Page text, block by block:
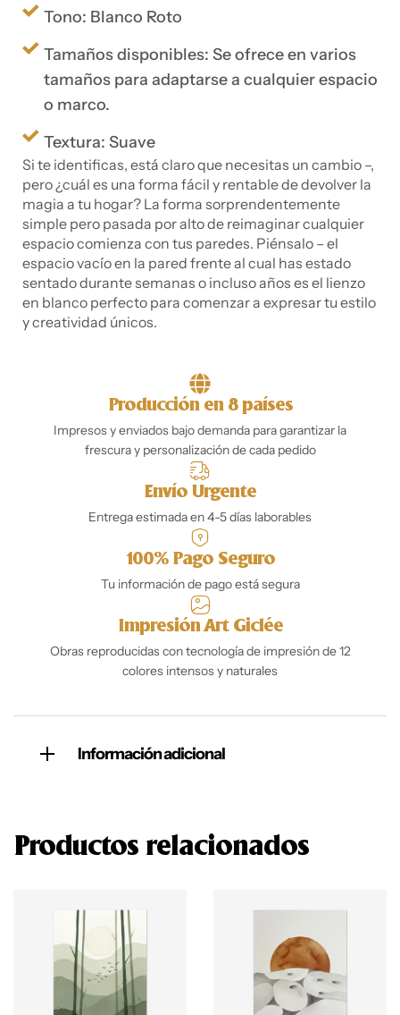
Tono: Blanco Roto
Tamaños disponibles: Se ofrece en varios
tamaños para adaptarse a cualquier espacio
o marco.
Textura: Suave
Si te identificas, está claro que necesitas un cambio –,
pero ¿cuál es una forma fácil y rentable de devolver la
magia a tu hogar? La forma sorprendentemente
simple pero pasada por alto de reimaginar cualquier
espacio comienza con tus paredes. Piénsalo – el
espacio vacío en la pared frente al cual has estado
sentado durante semanas o incluso años es el lienzo
en blanco perfecto para comenzar a expresar tu estilo
y creatividad únicos.
Producción en 8 países
Impresos y enviados bajo demanda para garantizar la
frescura y personalización de cada pedido
Envío Urgente
Entrega estimada en 4-5 días laborables
100% Pago Seguro
Tu información de pago está segura
Impresión Art Giclée
Obras reproducidas con tecnología de impresión de 12
colores intensos y naturales
Información adicional
Productos relacionados